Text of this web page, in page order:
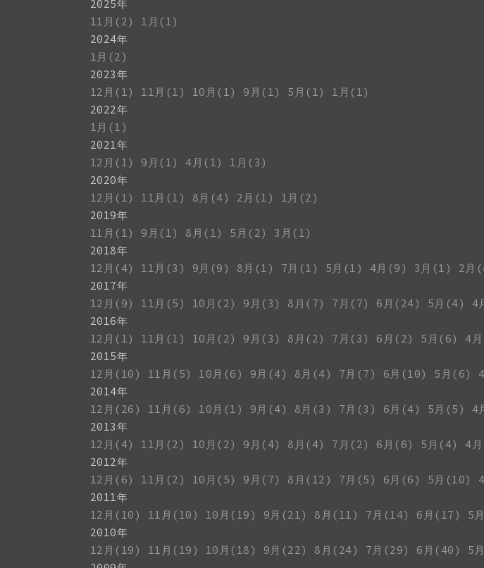
2025年
11月(2)
1月(1)
2024年
1月(2)
2023年
12月(1)
11月(1) 10月(1) 9月(1) 5月(1)
1月(1)
2022年
1月(1)
2021年
12月(1)
9月(1) 4月(1)
1月(3)
2020年
12月(1)
11月(1) 8月(4) 2月(1)
1月(2)
2019年
11月(1)
9月(1) 8月(1) 5月(2)
3月(1)
2018年
12月(4)
11月(3) 9月(9) 8月(1) 7月(1) 5月(1) 4月(9) 3月(1) 2月
2017年
12月(9)
11月(5) 10月(2) 9月(3) 8月(7) 7月(7) 6月(24) 5月(4) 4
2016年
12月(1)
11月(1) 10月(2) 9月(3) 8月(2) 7月(3) 6月(2) 5月(6) 4
2015年
12月(10)
11月(5) 10月(6) 9月(4) 8月(4) 7月(7) 6月(10) 5月(6)
2014年
12月(26)
11月(6) 10月(1) 9月(4) 8月(3) 7月(3) 6月(4) 5月(5) 4
2013年
12月(4)
11月(2) 10月(2) 9月(4) 8月(4) 7月(2) 6月(6) 5月(4) 4
2012年
12月(6)
11月(2) 10月(5) 9月(7) 8月(12) 7月(5) 6月(6) 5月(10)
2011年
12月(10)
11月(10) 10月(19) 9月(21) 8月(11) 7月(14) 6月(17) 5
2010年
12月(19)
11月(19) 10月(18) 9月(22) 8月(24) 7月(29) 6月(40) 5